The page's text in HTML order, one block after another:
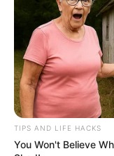
BUSCAR
DESTAQUES
TIPS AND LIFE HACKS
You Won't Believe